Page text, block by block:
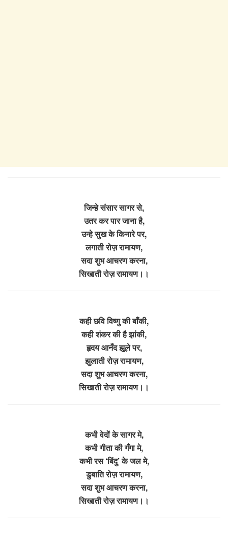
जिन्हे संसार सागर से,
उतर कर पार जाना है,
उन्हे सुख के किनारे पर,
लगाती रोज़ रामायण,
सदा शुभ आचरण करना,
सिखाती रोज़ रामायण।।
कही छवि विष्णु की बाँकी,
कही शंकर की है झांकी,
हृदय आनँद झूले पर,
झुलाती रोज़ रामायण,
सदा शुभ आचरण करना,
सिखाती रोज़ रामायण।।
कभी वेदों के सागर मे,
कभी गीता की गँगा मे,
कभी रस ‘बिंदु’ के जल मे,
डुबाति रोज़ रामायण,
सदा शुभ आचरण करना,
सिखाती रोज़ रामायण।।